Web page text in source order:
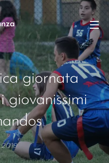
giornata
giovanissimi